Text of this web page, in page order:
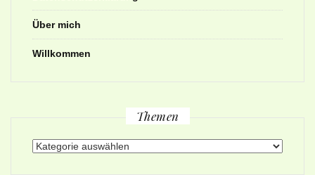
Über mich
Willkommen
Themen
Themen